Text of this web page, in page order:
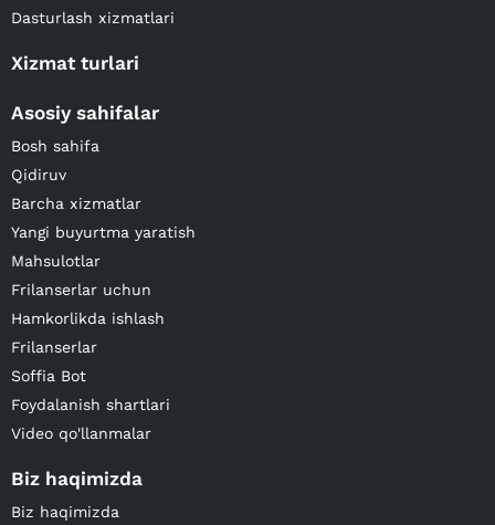
Dasturlash xizmatlari
Xizmat turlari
Asosiy sahifalar
Bosh sahifa
Qidiruv
Barcha xizmatlar
Yangi buyurtma yaratish
Mahsulotlar
Frilanserlar uchun
Hamkorlikda ishlash
Frilanserlar
Soffia Bot
Foydalanish shartlari
Video qo'llanmalar
Biz haqimizda
Biz haqimizda